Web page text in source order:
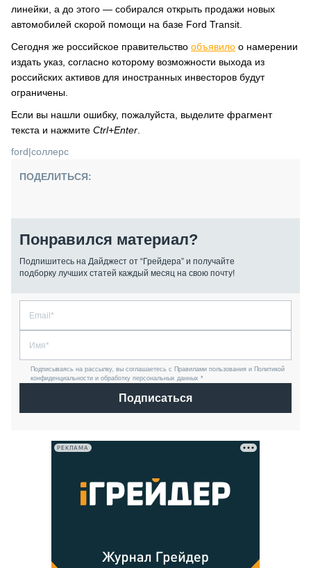
линейки, а до этого — собирался открыть продажи новых
автомобилей скорой помощи на базе Ford Transit.
Сегодня же российское правительство объявило о намерении
издать указ, согласно которому возможности выхода из
российских активов для иностранных инвесторов будут
ограничены.
Если вы нашли ошибку, пожалуйста, выделите фрагмент
текста и нажмите Ctrl+Enter
ford|соллерс
ПОДЕЛИТЬСЯ:
Понравился материал?
Подпишитесь на Дайджест от “Грейдера” и получайте
подборку лучших статей каждый месяц на свою почту!
Подписываясь на рассылку, вы соглашаетесь с Правилами пользования и Политикой
конфиденциальности и обработку персональных данных *
Подписаться
РЕКЛАМА